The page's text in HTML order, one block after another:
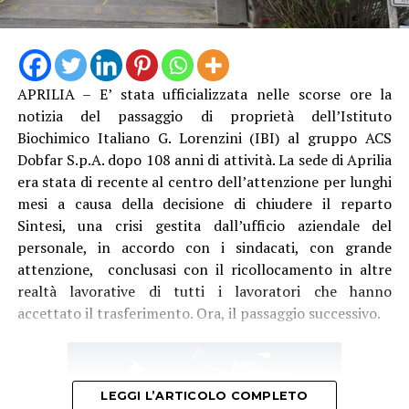
APRILIA – E’ stata ufficializzata nelle scorse ore la
notizia del passaggio di proprietà dell’Istituto
Biochimico Italiano G. Lorenzini (IBI) al gruppo ACS
Dobfar S.p.A. dopo 108 anni di attività. La sede di Aprilia
era stata di recente al centro dell’attenzione per lunghi
mesi a causa della decisione di chiudere il reparto
Sintesi, una crisi gestita dall’ufficio aziendale del
personale, in accordo con i sindacati, con grande
attenzione, conclusasi con il ricollocamento in altre
realtà lavorative di tutti i lavoratori che hanno
accettato il trasferimento. Ora, il passaggio successivo.
LEGGI L’ARTICOLO COMPLETO